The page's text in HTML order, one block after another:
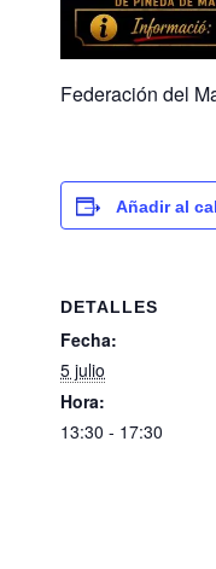
Federación del
Añadir al
DETALLES
Fecha:
5 julio
Hora:
13:30 - 17:30